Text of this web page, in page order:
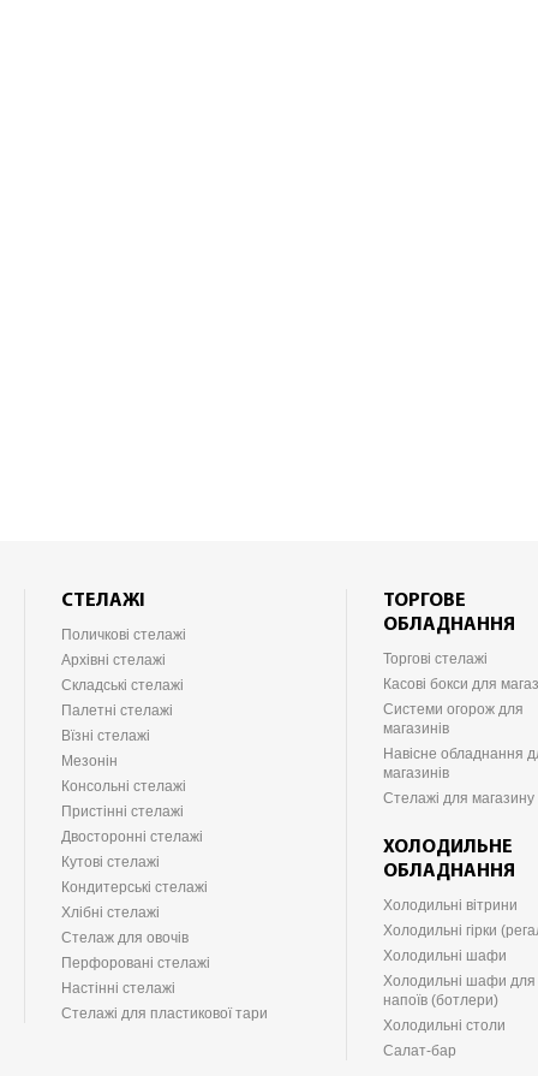
СТЕЛАЖІ
Поличкові стелажі
Архівні стелажі
Складські стелажі
Палетні стелажі
Вїзні стелажі
Мезонін
Консольні стелажі
Пристінні стелажі
Двосторонні стелажі
Кутові стелажі
Кондитерські стелажі
Хлібні стелажі
Стелаж для овочів
Перфоровані стелажі
Настінні стелажі
Стелажі для пластикової тари
ТОРГОВЕ
ОБЛАДНАННЯ
Торгові стелажі
Касові бокси для
Системи огорож для
магазинів
Навісне обладнання
магазинів
Стелажі для магазину
ХОЛОДИЛЬНЕ
ОБЛАДНАННЯ
Холодильні вітрини
Холодильні гірки
Холодильні шафи
Холодильні шафи для
напоїв (ботлери)
Холодильні столи
Салат-бар